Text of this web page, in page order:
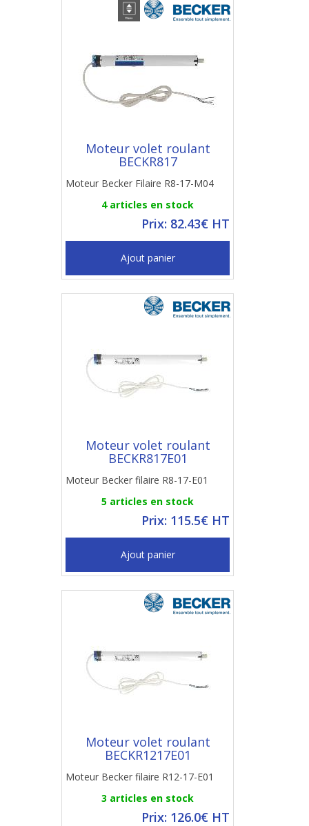
Moteur volet roulant
BECKR817
Moteur Becker Filaire R8-17-M04
4 articles en stock
Prix: 82.43€ HT
Ajout panier
Moteur volet roulant
BECKR817E01
Moteur Becker filaire R8-17-E01
5 articles en stock
Prix: 115.5€ HT
Ajout panier
Moteur volet roulant
BECKR1217E01
Moteur Becker filaire R12-17-E01
3 articles en stock
Prix: 126.0€ HT